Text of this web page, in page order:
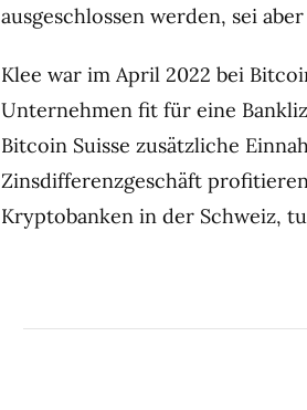
ausgeschlossen werden, sei
Klee war im April 2022 bei
Unternehmen fit für eine
Bitcoin Suisse zusätzliche
Zinsdifferenzgeschäft
Kryptobanken in der Schweiz,